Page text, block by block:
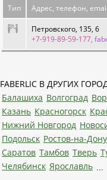
Тип Адрес, телефон, email
Петровского, 135, 6
+7-919-89-59-177,
FABERLIC В ДРУГИХ
Балашиха Волгоград
Казань Красногорск
Нижний Новгород
Подольск Ростов-на-Дону
Саратов Тамбов Тверь
Челябинск Ярославль ...